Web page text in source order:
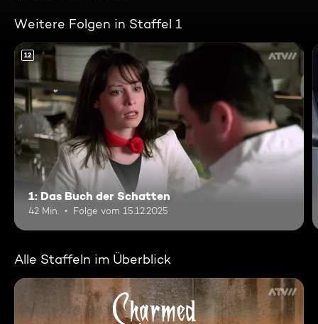
Weitere Folgen in Staffel 1
12
1: Das Buch der Schatten
42 Min. Folge vom 15.12.2025
Alle Staffeln im Überblick